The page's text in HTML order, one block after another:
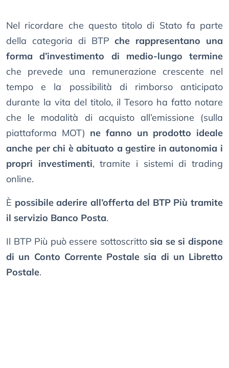
Nel ricordare che questo titolo di Stato fa parte
della categoria di BTPche rappresentano una
forma d’investimento di medio-lungo termine
che prevede una remunerazione crescente nel
tempo e la possibilità di rimborso anticipato
durante la vita del titolo, il Tesoro ha fatto notare
che le modalità di acquisto all’emissione (sulla
piattaforma MOT) ne fanno un prodotto ideale
anche per chi è abituato a gestire in autonomia i
propri investimenti, tramite i sistemi di trading
online.
È possibile aderire all’offerta del BTP Più tramite
il servizio Banco Posta.
Il BTP Più può essere sottoscritto sia se si dispone
di un Conto Corrente Postale sia di un Libretto
Postale.